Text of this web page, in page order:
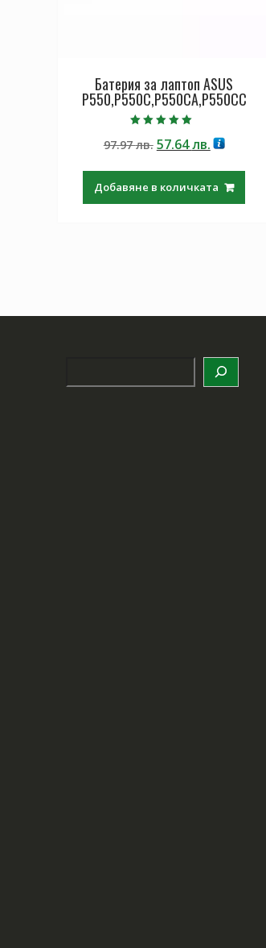
Батерия за лаптоп ASUS
P550,P550C,P550CA,P550CC
5.00
от 5
97.97лв. Original
97.97 лв..
57.64лв.Текущата
57.64 лв..
Добавяне в количката